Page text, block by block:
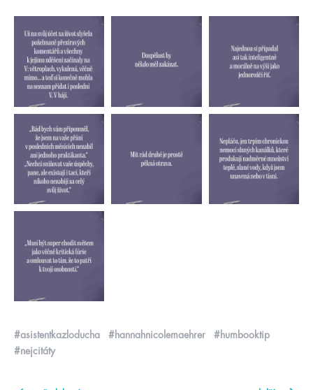
#asistentkazloducha #hannahnicolemaehrer
#humbooktip
#nejcitáty